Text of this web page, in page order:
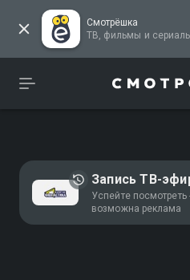
Смотрёшка
ТВ, фильмы и
Запись ТВ-
Успейте
возможна реклама